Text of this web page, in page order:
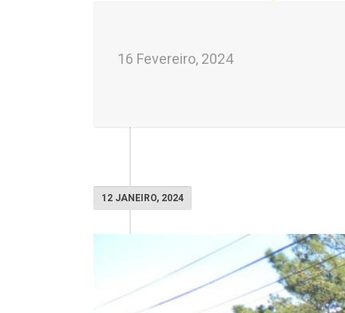
16 Fevereiro, 2024
12 JANEIRO, 2024